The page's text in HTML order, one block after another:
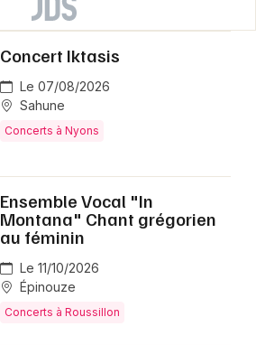
Concert Iktasis
Le 07/08/2026
Sahune
Concerts à Nyons
Ensemble Vocal "In
Montana" Chant grégorien
au féminin
Le 11/10/2026
Épinouze
Concerts à Roussillon